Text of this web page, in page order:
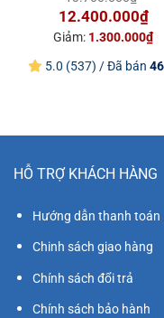
Giá
gốc
13.700.000₫.
12.400.000₫Giá
là:
Giảm: 1.300.000₫
5.0 (537) / Đã bán
HỖ TRỢ KHÁCH HÀNG
Hướng dẫn thanh toán
Chinh sách giao hàng
Chính sách đổi trả
Chính sách bảo hành